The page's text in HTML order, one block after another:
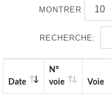
MONTRER
RECHERCHE:
Date
N°
voie
Voie